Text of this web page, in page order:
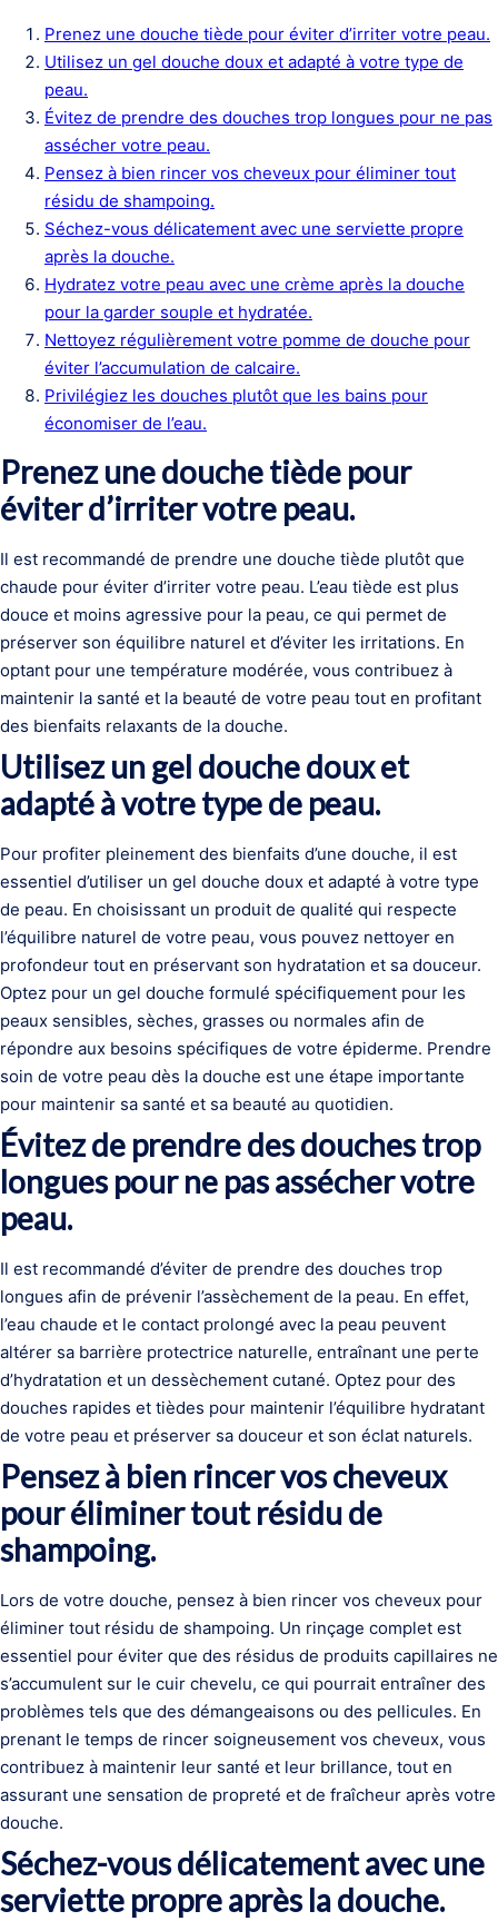
Prenez une douche tiède pour éviter d’irriter votre peau.
Utilisez un gel douche doux et adapté à votre type de
peau.
Évitez de prendre des douches trop longues pour ne pas
assécher votre peau.
Pensez à bien rincer vos cheveux pour éliminer tout
résidu de shampoing.
Séchez-vous délicatement avec une serviette propre
après la douche.
Hydratez votre peau avec une crème après la douche
pour la garder souple et hydratée.
Nettoyez régulièrement votre pomme de douche pour
éviter l’accumulation de calcaire.
Privilégiez les douches plutôt que les bains pour
économiser de l’eau.
Prenez une douche tiède pour
éviter d’irriter votre peau.
Il est recommandé de prendre une douche tiède plutôt que
chaude pour éviter d’irriter votre peau. L’eau tiède est plus
douce et moins agressive pour la peau, ce qui permet de
préserver son équilibre naturel et d’éviter les irritations. En
optant pour une température modérée, vous contribuez à
maintenir la santé et la beauté de votre peau tout en profitant
des bienfaits relaxants de la douche.
Utilisez un gel douche doux et
adapté à votre type de peau.
Pour profiter pleinement des bienfaits d’une douche, il est
essentiel d’utiliser un gel douche doux et adapté à votre type
de peau. En choisissant un produit de qualité qui respecte
l’équilibre naturel de votre peau, vous pouvez nettoyer en
profondeur tout en préservant son hydratation et sa douceur.
Optez pour un gel douche formulé spécifiquement pour les
peaux sensibles, sèches, grasses ou normales afin de
répondre aux besoins spécifiques de votre épiderme. Prendre
soin de votre peau dès la douche est une étape importante
pour maintenir sa santé et sa beauté au quotidien.
Évitez de prendre des douches trop
longues pour ne pas assécher votre
peau.
Il est recommandé d’éviter de prendre des douches trop
longues afin de prévenir l’assèchement de la peau. En effet,
l’eau chaude et le contact prolongé avec la peau peuvent
altérer sa barrière protectrice naturelle, entraînant une perte
d’hydratation et un dessèchement cutané. Optez pour des
douches rapides et tièdes pour maintenir l’équilibre hydratant
de votre peau et préserver sa douceur et son éclat naturels.
Pensez à bien rincer vos cheveux
pour éliminer tout résidu de
shampoing.
Lors de votre douche, pensez à bien rincer vos cheveux pour
éliminer tout résidu de shampoing. Un rinçage complet est
essentiel pour éviter que des résidus de produits capillaires ne
s’accumulent sur le cuir chevelu, ce qui pourrait entraîner des
problèmes tels que des démangeaisons ou des pellicules. En
prenant le temps de rincer soigneusement vos cheveux, vous
contribuez à maintenir leur santé et leur brillance, tout en
assurant une sensation de propreté et de fraîcheur après votre
douche.
Séchez-vous délicatement avec une
serviette propre après la douche.